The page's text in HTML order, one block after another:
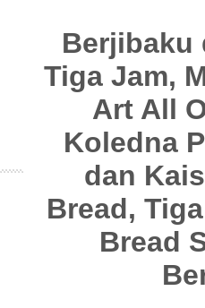
Berjibaku
Tiga Jam,
Art All
Koledna
dan
Bread,
Bread